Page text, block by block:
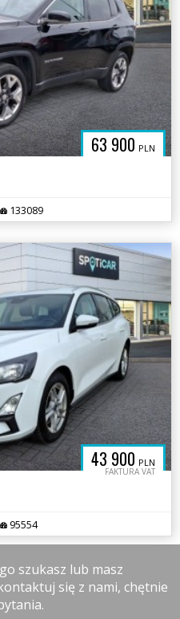
63 900 PLN
133089
43 900 PLN
FAKTURA VAT
95554
szukasz lub masz
się z nami, chętnie